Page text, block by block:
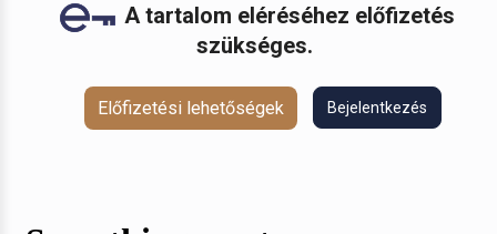
A tartalom eléréséhez előfizetés
szükséges.
Előfizetési lehetőségek Bejelentkezés